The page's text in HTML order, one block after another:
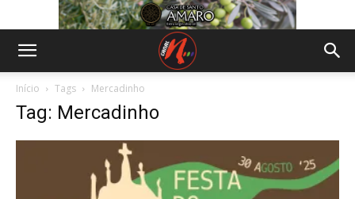
Início Tags Mercadinho
Tag: Mercadinho